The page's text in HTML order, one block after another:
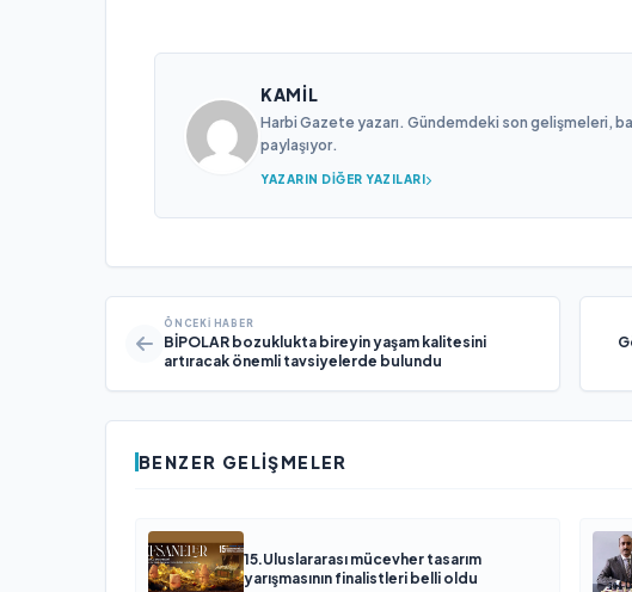
KAMIL
Harbi Gazete yazarı. Gündemdeki son gelişmeleri,
paylaşıyor.
YAZARIN DIĞER YAZILARI
ÖNCEKI HABER
BİPOLAR bozuklukta bireyin yaşam kalitesini
artıracak önemli tavsiyelerde bulundu
BENZER GELIŞMELER
15.Uluslararası mücevher tasarım
yarışmasının finalistleri belli oldu